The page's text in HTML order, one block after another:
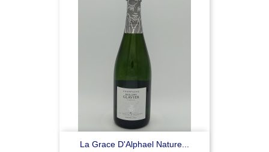
La Grace D'Alphael Nature...